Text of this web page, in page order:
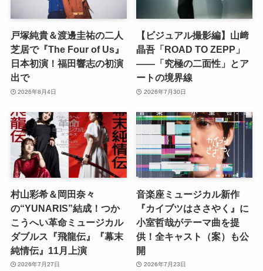
戸塚純貴＆渡邊圭祐の二人
芝居で『The Four of Us』
日本初演！福田響志の初演
出で
2026年8月4日
【ビジュアル撮影編】山﨑
晶吾「ROAD TO ZEPP」
――「究極の二面性」とア
ートの境界線
2026年7月30日
村山彩希＆岡田奈々
の“YUNARIS”結成！つか
こうへい革命ミュージカル
ダブルス『飛龍伝』『幕末
純情伝』11月上演
2026年7月27日
音楽座ミュージカル新作
『カイブツはささやく』に
小室哲哉がテーマ曲を提
供！全キャスト（案）も公
開
2026年7月23日